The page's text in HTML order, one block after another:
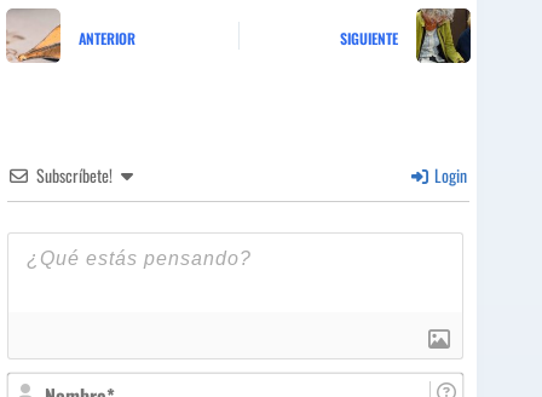
ANTERIOR SIGUIENTE
Subscríbete! Login